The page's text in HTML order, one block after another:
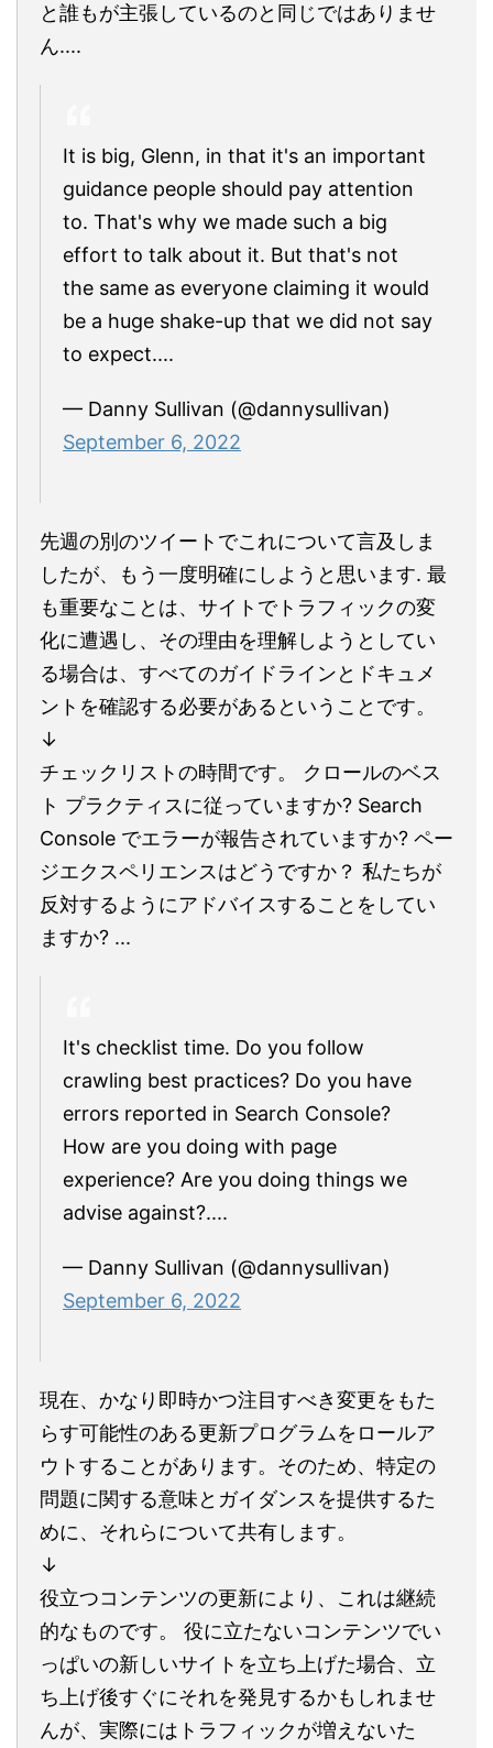
と誰もが主張しているのと同じではありませ
ん....
It is big, Glenn, in that it's an important
guidance people should pay attention
to. That's why we made such a big
effort to talk about it. But that's not
the same as everyone claiming it would
be a huge shake-up that we did not say
to expect....
— Danny Sullivan (@dannysullivan)
September 6, 2022
先週の別のツイートでこれについて言及しま
したが、もう一度明確にしようと思います. 最
も重要なことは、サイトでトラフィックの変
化に遭遇し、その理由を理解しようとしてい
る場合は、すべてのガイドラインとドキュメ
ントを確認する必要があるということです。
↓
チェックリストの時間です。 クロールのベス
ト プラクティスに従っていますか? Search
Console でエラーが報告されていますか? ペー
ジエクスペリエンスはどうですか？ 私たちが
反対するようにアドバイスすることをしてい
ますか? ...
It's checklist time. Do you follow
crawling best practices? Do you have
errors reported in Search Console?
How are you doing with page
experience? Are you doing things we
advise against?....
— Danny Sullivan (@dannysullivan)
September 6, 2022
現在、かなり即時かつ注目すべき変更をもた
らす可能性のある更新プログラムをロールア
ウトすることがあります。そのため、特定の
問題に関する意味とガイダンスを提供するた
めに、それらについて共有します。
↓
役立つコンテンツの更新により、これは継続
的なものです。 役に立たないコンテンツでい
っぱいの新しいサイトを立ち上げた場合、立
ち上げ後すぐにそれを発見するかもしれませ
んが、実際にはトラフィックが増えないた